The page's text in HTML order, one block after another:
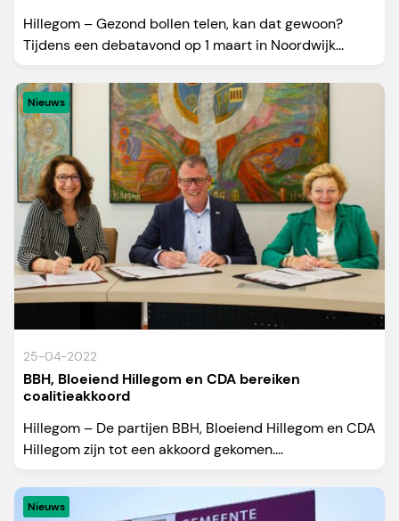
Hillegom – Gezond bollen telen, kan dat gewoon?
Tijdens een debatavond op 1 maart in Noordwijk...
Nieuws
25-04-2022
BBH, Bloeiend Hillegom en CDA bereiken
coalitieakkoord
Hillegom – De partijen BBH, Bloeiend Hillegom en CDA
Hillegom zijn tot een akkoord gekomen....
Nieuws